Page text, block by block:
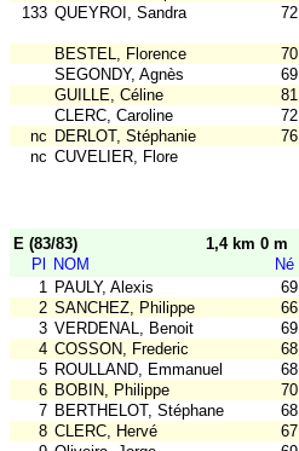
133 QUEYROI, Sandra 72
BESTEL, Florence 70
SEGONDY, Agnès
69
GUILLE, Céline
81
CLERC, Caroline
72
nc DERLOT, Stéphanie 76
nc CUVELIER, Flore
E (83/83) 1,4 km 0 m
Pl
NOM Né
1 PAULY, Alexis 69
2 SANCHEZ, Philippe 66
3 VERDENAL, Benoit 69
4 COSSON, Frederic 68
5 ROULLAND, Emmanuel 68
6 BOBIN, Philippe 70
7 BERTHELOT, Stéphane 68
8 CLERC, Hervé 67